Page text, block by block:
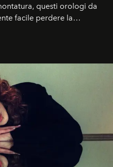
questi orologi da
facile perdere la
quadranti così